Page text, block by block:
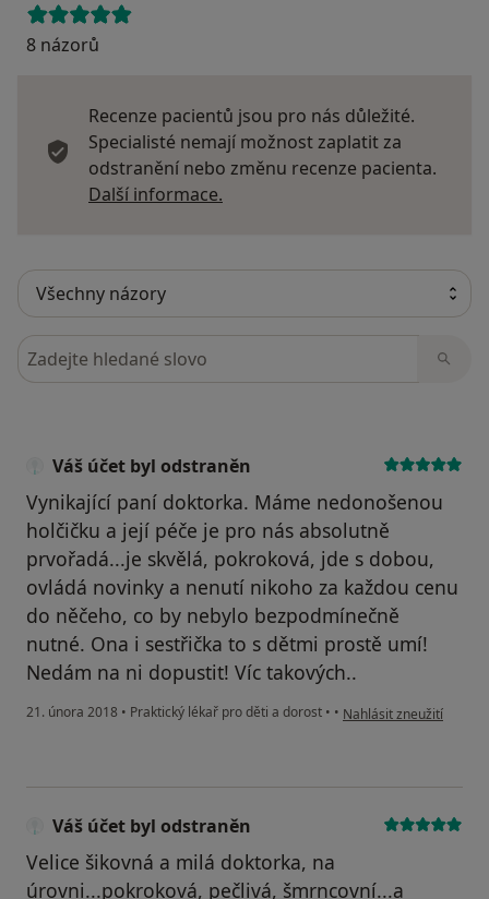
8 názorů
Recenze pacientů jsou pro nás důležité.
Specialisté nemají možnost zaplatit za
odstranění nebo změnu recenze pacienta.
Další informace.
Hledejte v názorech
Váš účet byl odstraněn
Vynikající paní doktorka. Máme nedonošenou
holčičku a její péče je pro nás absolutně
prvořadá...je skvělá, pokroková, jde s dobou,
ovládá novinky a nenutí nikoho za každou cenu
do něčeho, co by nebylo bezpodmínečně
nutné. Ona i sestřička to s dětmi prostě umí!
Nedám na ni dopustit! Víc takových..
21. února 2018 • Praktický lékař pro děti a dorost • • podle názoru uživatele
Nahlásit zneužití
Váš účet byl odstraněn
Velice šikovná a milá doktorka, na
úrovni...pokroková, pečlivá, šmrncovní...a